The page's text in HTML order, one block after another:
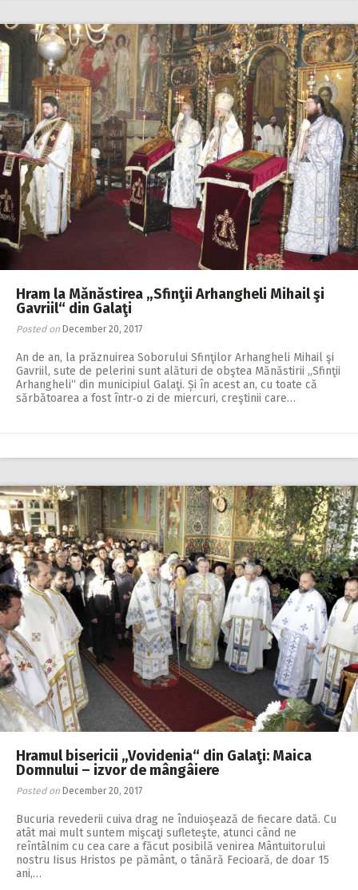
Hram la Mănăstirea „Sfinţii Arhangheli Mihail şi
Gavriil“ din Galaţi
Posted on December 20, 2017
An de an, la prăznuirea Soborului Sfinţi­lor Arhangheli Mihail şi
Gavriil, sute de pelerini sunt alături de obştea Mănăstirii „Sfinţii
Arhangheli“ din municipiul Galaţi. Și în acest an, cu toate că
sărbătoarea a fost într‑o zi de miercuri, creştinii care…
Hramul bisericii „Vovidenia“ din Galaţi: Maica
Domnului – izvor de mângâiere
Posted on December 20, 2017
Bucuria revederii cuiva drag ne înduioşează de fiecare dată. Cu
atât mai mult suntem mişcaţi sufleteşte, atunci când ne
reîntâlnim cu cea care a făcut posibilă venirea Mântuitorului
nostru Iisus Hristos pe pământ, o tânără Fecioară, de doar 15
ani,…